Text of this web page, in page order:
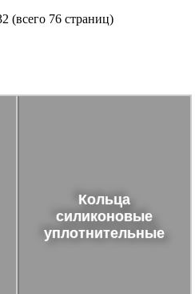
(всего 76 страниц)
Кольца
силиконовые
уплотнительные